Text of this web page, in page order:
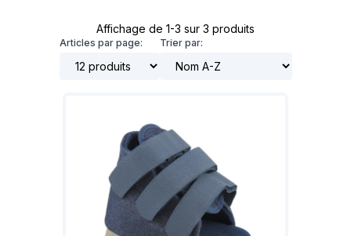
Affichage de 1-3 sur 3 produits
Articles par page: Trier par: